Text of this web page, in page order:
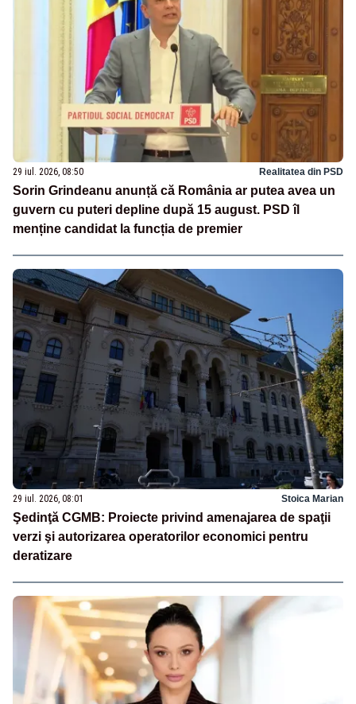
29 iul. 2026, 08:50 Realitatea din PSD
Sorin Grindeanu anunță că România ar putea avea un
guvern cu puteri depline după 15 august. PSD îl
menține candidat la funcția de premier
29 iul. 2026, 08:01 Stoica Marian
Şedinţă CGMB: Proiecte privind amenajarea de spaţii
verzi şi autorizarea operatorilor economici pentru
deratizare